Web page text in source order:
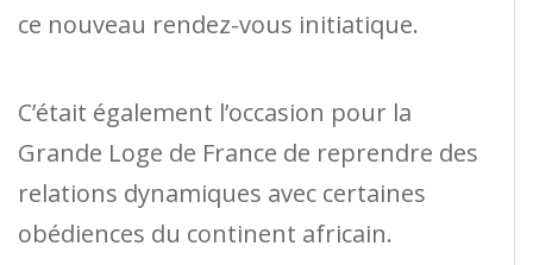
ce nouveau rendez-vous initiatique.
C’était également l’occasion pour la
Grande Loge de France de reprendre des
relations dynamiques avec certaines
obédiences du continent africain.